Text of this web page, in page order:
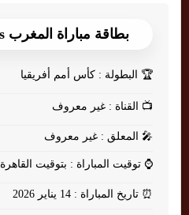
بطاقة مباراة المغرب Vs نيجيريا
🏆 البطولة : كأس أمم أفريقيا
📺 القناة : غير معروف
🎤 المعلق : غير معروف
⌚ توقيت المباراة : بتوقيت القاهرة
⏰ تاريخ المباراة : 14 يناير 2026